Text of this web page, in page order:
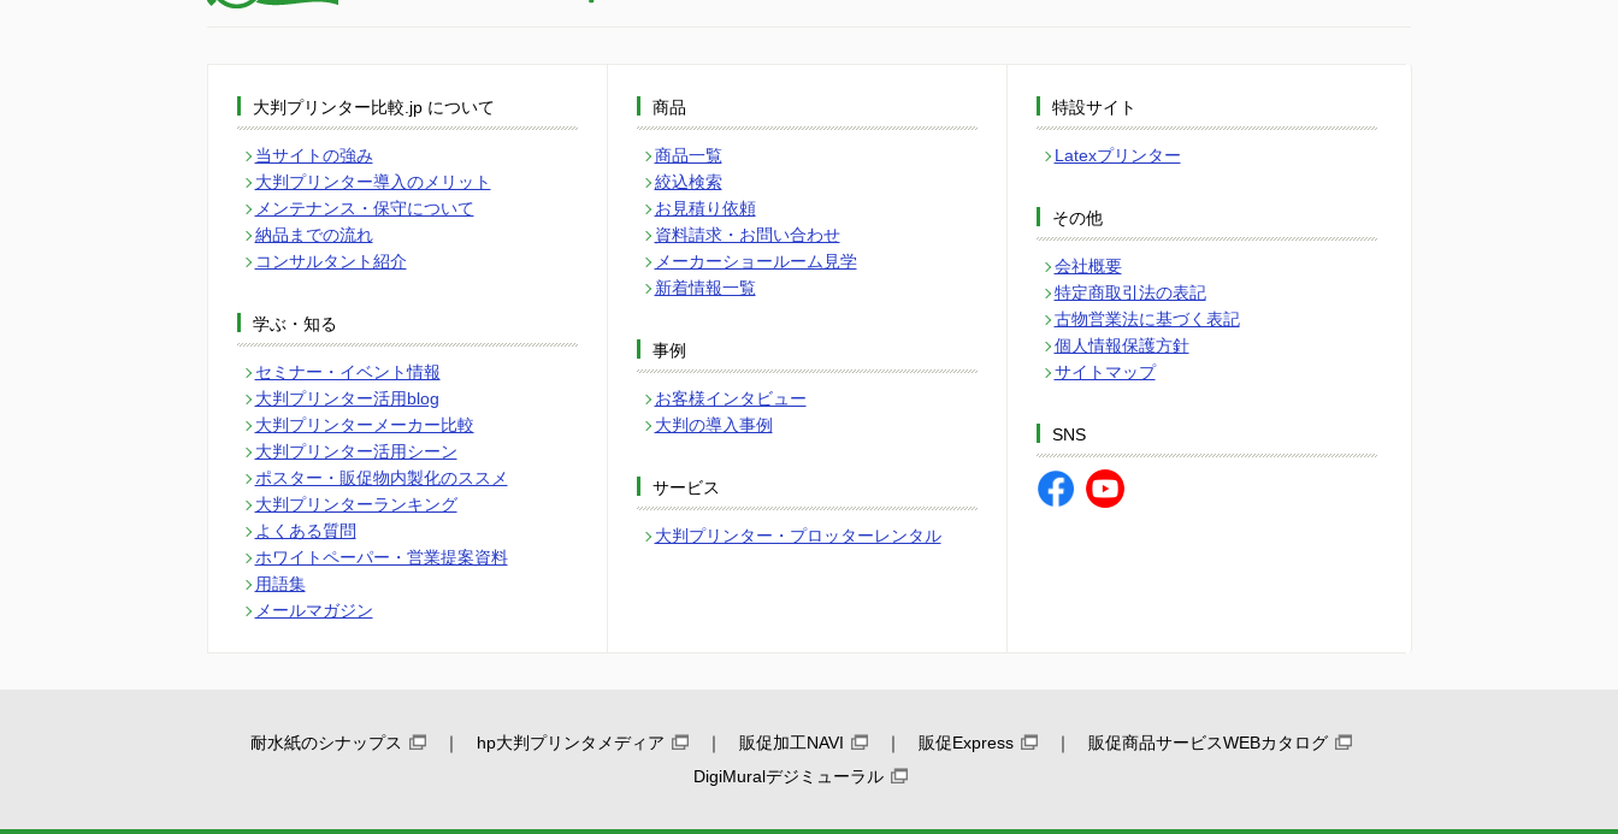
大判プリンター比較.jp について
当サイトの強み
大判プリンター導入のメリット
メンテナンス・保守について
納品までの流れ
コンサルタント紹介
学ぶ・知る
セミナー・イベント情報
大判プリンター活用blog
大判プリンターメーカー比較
大判プリンター活用シーン
ポスター・販促物内製化のススメ
大判プリンターランキング
よくある質問
ホワイトペーパー・営業提案資料
用語集
メールマガジン
商品
商品一覧
絞込検索
お見積り依頼
資料請求・お問い合わせ
メーカーショールーム見学
新着情報一覧
事例
お客様インタビュー
大判の導入事例
サービス
大判プリンター・プロッターレンタル
特設サイト
Latexプリンター
その他
会社概要
特定商取引法の表記
古物営業法に基づく表記
個人情報保護方針
サイトマップ
SNS
耐水紙のシナップス hp大判プリンタメディア 販促加工NAVI 販促Express
販促商品サービスWEBカタログ
DigiMuralデジミューラル